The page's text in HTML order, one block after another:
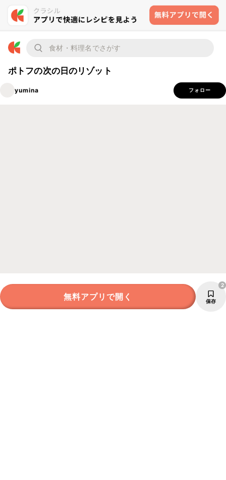
ポトフの次の日のリゾット
yumina フォロー
無料アプリで開く 保存
2